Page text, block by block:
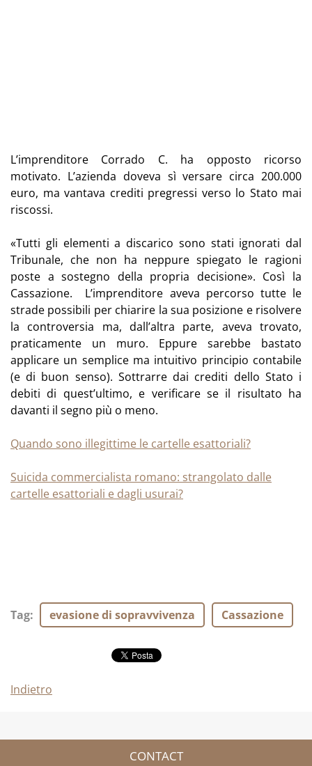
L’imprenditore Corrado C. ha opposto ricorso
motivato. L’azienda doveva sì versare circa 200.000
euro, ma vantava crediti pregressi verso lo Stato mai
riscossi.
«Tutti gli elementi a discarico sono stati ignorati dal
Tribunale, che non ha neppure spiegato le ragioni
poste a sostegno della propria decisione». Così la
Cassazione. L’imprenditore aveva percorso tutte le
strade possibili per chiarire la sua posizione e risolvere
la controversia ma, dall’altra parte, aveva trovato,
praticamente un muro. Eppure sarebbe bastato
applicare un semplice ma intuitivo principio contabile
(e di buon senso). Sottrarre dai crediti dello Stato i
debiti di quest’ultimo, e verificare se il risultato ha
davanti il segno più o meno.
Quando sono illegittime le cartelle esattoriali?
Suicida commercialista romano: strangolato dalle
cartelle esattoriali e dagli usurai?
Tag: evasione di sopravvivenza Cassazione
Indietro
CONTACT